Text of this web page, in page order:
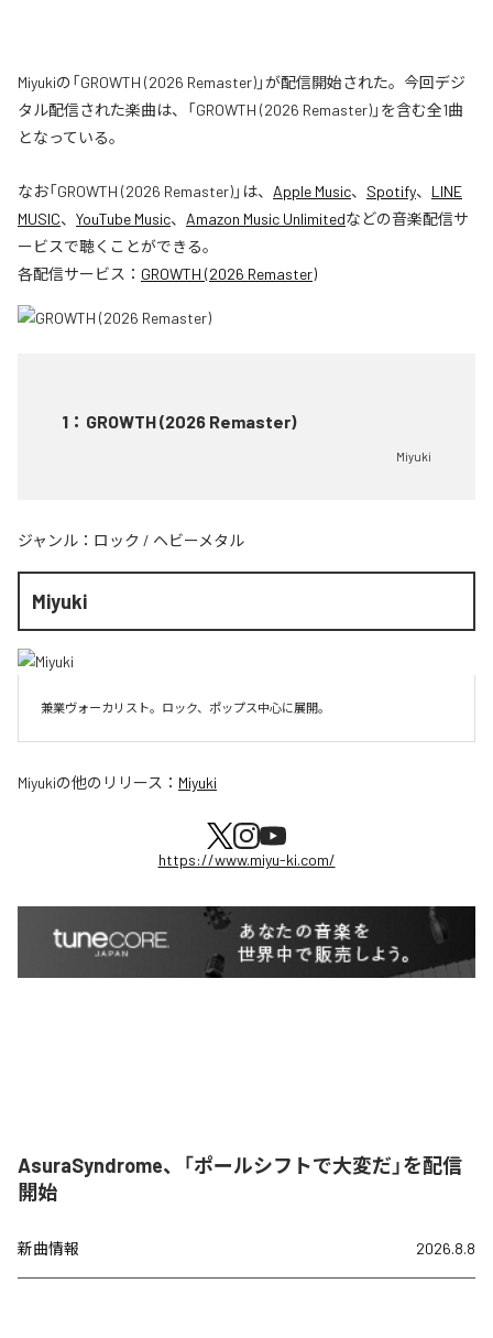
Miyukiの「GROWTH (2026 Remaster)」が配信開始された。今回デジ
タル配信された楽曲は、「GROWTH (2026 Remaster)」を含む全1曲
となっている。
なお「GROWTH (2026 Remaster)」は、 Apple Music、 Spotify、 LINE
MUSIC、 YouTube Music、 Amazon Music Unlimitedなどの音楽配信サ
ービスで聴くことができる。
各配信サービス： GROWTH (2026 Remaster)
1 ： GROWTH (2026 Remaster)
Miyuki
ジャンル： ロック / ヘビーメタル
Miyuki
兼業ヴォーカリスト。ロック、ポップス中心に展開。
Miyukiの他のリリース： Miyuki
https://www.miyu-ki.com/
AsuraSyndrome、「ポールシフトで大変だ」を配信
開始
新曲情報 2026.8.8